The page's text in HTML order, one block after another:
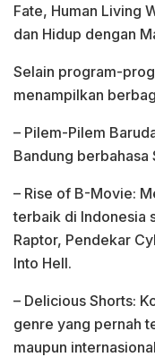
Fate, Human Living
dan Hidup dengan
Selain program-
menampilkan
– Pilem-Pilem
Bandung berbahasa
– Rise of B-Movie:
terbaik di Indonesia
Raptor, Pendekar
Into Hell.
– Delicious Shorts:
genre yang pernah
maupun